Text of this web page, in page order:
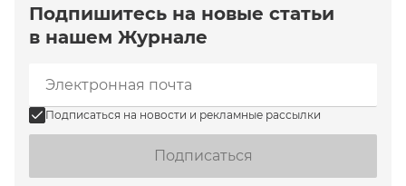
Подпишитесь на новые статьи
в нашем Журнале
Подписаться на новости и рекламные рассылки
Подписаться